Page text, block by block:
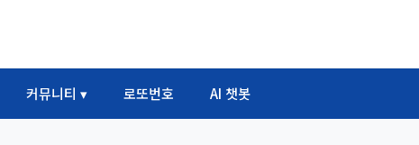
커뮤니티 ▾ 로또번호 AI 챗봇